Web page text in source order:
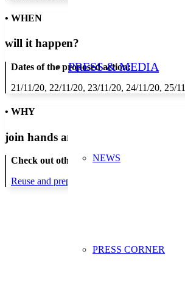
PRESS & MEDIA
NEWS
PRESS CORNER
• WHEN
will it happen?
Dates of the proposed action:
21/11/20, 22/11/20, 23/11/20, 24/11/20, 25/
• WHY
join hands and minds to
Check out other actions that will cover
Reuse and preparing for reuse